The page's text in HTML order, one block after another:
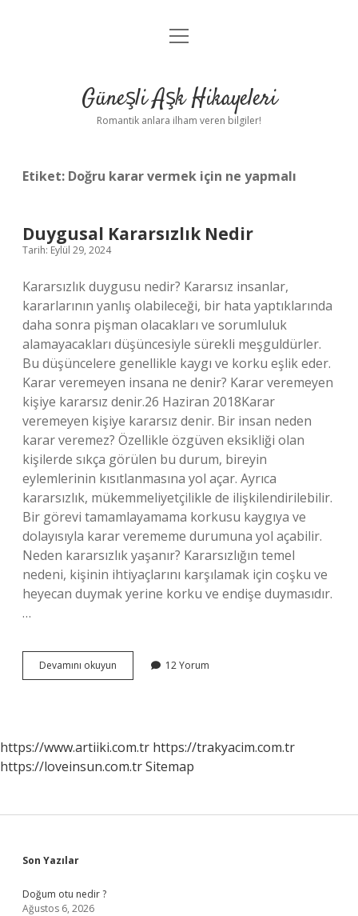
Anasayfa
Yasal Uyarı
menüyü
Güneşli Aşk Hikayeleri
Romantik anlara ilham veren bilgiler!
Etiket: Doğru karar vermek için ne yapmalı
Duygusal Kararsızlık Nedir
Tarih: Eylül 29, 2024
Kararsızlık duygusu nedir? Kararsız insanlar,
kararlarının yanlış olabileceği, bir hata yaptıklarında
daha sonra pişman olacakları ve sorumluluk
alamayacakları düşüncesiyle sürekli meşguldürler.
Bu düşüncelere genellikle kaygı ve korku eşlik eder.
Karar veremeyen insana ne denir? Karar veremeyen
kişiye kararsız denir.26 Haziran 2018Karar
veremeyen kişiye kararsız denir. Bir insan neden
karar veremez? Özellikle özgüven eksikliği olan
kişilerde sıkça görülen bu durum, bireyin
eylemlerinin kısıtlanmasına yol açar. Ayrıca
kararsızlık, mükemmeliyetçilikle de ilişkilendirilebilir.
Bir görevi tamamlayamama korkusu kaygıya ve
dolayısıyla karar verememe durumuna yol açabilir.
Neden kararsızlık yaşanır? Kararsızlığın temel
nedeni, kişinin ihtiyaçlarını karşılamak için coşku ve
heyecan duymak yerine korku ve endişe duymasıdır.
…
Devamını okuyun Duygusal
Kararsızlık
12 Yorum
https://www.artiiki.com.tr https://trakyacim.com.tr
https://loveinsun.com.trSitemap
Sidebar
Son Yazılar
Doğum otu nedir ?
Ağustos 6, 2026